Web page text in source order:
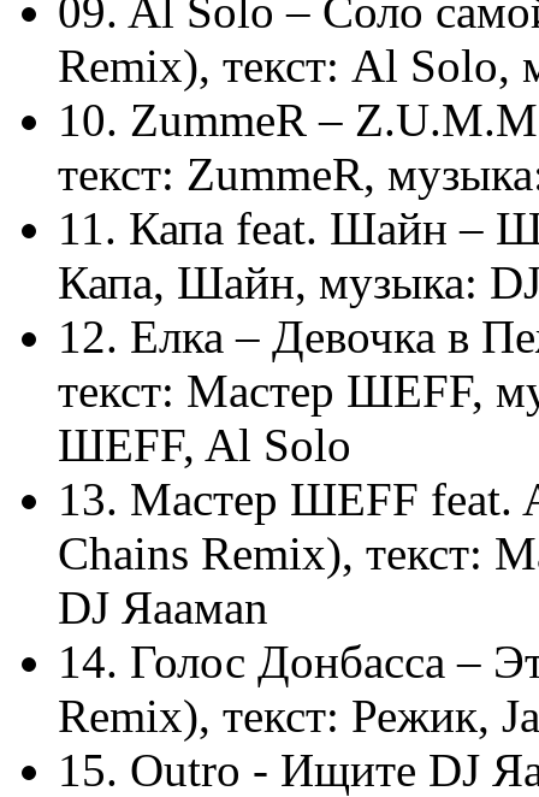
09. Al Solo – Соло
Remix), текст: Al Solo,
10. ZummeR –
текст: ZummeR,
11. Капа feat. Шайн –
Капа, Шайн, музыка:
12. Елка – Девочка в
текст: Мастер ШЕFF,
ШЕFF, Al Solo
13. Мастер ШЕFF feat.
Chains Remix), текст:
DJ Яaaмаn
14. Голос Донбасса –
Remix), текст: Режик,
15. Outro - Ищите DJ